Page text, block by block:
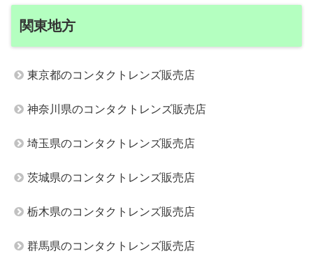
関東地方
東京都のコンタクトレンズ販売店
神奈川県のコンタクトレンズ販売店
埼玉県のコンタクトレンズ販売店
茨城県のコンタクトレンズ販売店
栃木県のコンタクトレンズ販売店
群馬県のコンタクトレンズ販売店